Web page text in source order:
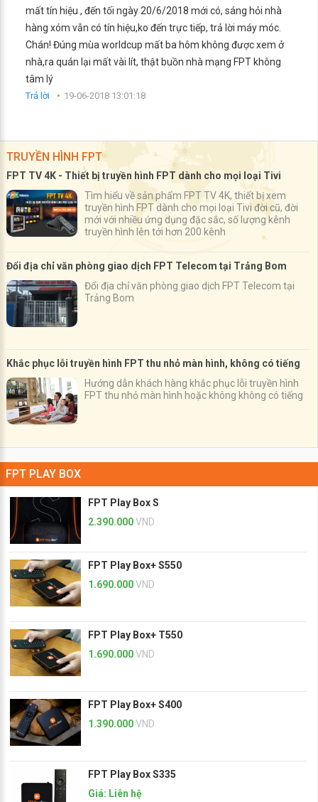
mất tín hiệu , đến tối ngày 20/6/2018 mới có, sáng hỏi nhà
hàng xóm vẫn có tín hiệu,ko đến trực tiếp, trả lời máy móc.
Chán! Đúng mùa worldcup mất ba hôm không được xem ở
nhà,ra quán lại mất vài lít, thật buồn nhà mạng FPT không
tâm lý
Trả lời 19-06-2018 13:01:18
TRUYỀN HÌNH FPT
FPT TV 4K - Thiết bị truyền hình FPT dành cho mọi loại Tivi
Tìm hiểu về sản phẩm FPT TV 4K, thiết bị xem
truyền hình FPT dành cho mọi loại Tivi đời cũ, đời
mới với nhiều ứng dụng đặc sắc, số lượng kênh
truyền hình lên tới hơn 200 kênh
Đổi địa chỉ văn phòng giao dịch FPT Telecom tại Trảng Bom
Đổi địa chỉ văn phòng giao dịch FPT Telecom tại
Trảng Bom
Khắc phục lỗi truyền hình FPT thu nhỏ màn hình, không có tiếng
Hướng dẫn khách hàng khắc phục lỗi truyền hình
FPT thu nhỏ màn hình hoặc không không có tiếng
FPT PLAY BOX
FPT Play Box S
2.390.000VND
FPT Play Box+ S550
1.690.000VND
FPT Play Box+ T550
1.690.000VND
FPT Play Box+ S400
1.390.000VND
FPT Play Box S335
Giá: Liên hệ